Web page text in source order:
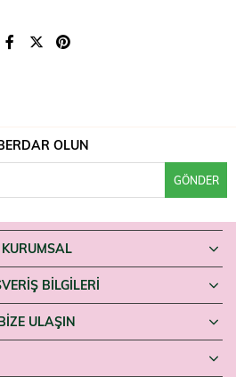
kullanımda en iyi sonucu verir.
yerde saklayın.
tonik arayanlar Eyüp Sabri Tuncer
Farmaneva'da bulabilir.
OLUN
GÖNDER
KURUMSAL
BİLGİLERİ
ULAŞIN